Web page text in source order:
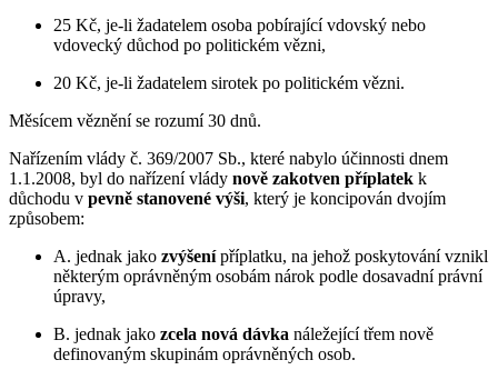
25 Kč, je-li žadatelem osoba pobírající vdovský nebo
vdovecký důchod po politickém vězni,
20 Kč, je-li žadatelem sirotek po politickém vězni.
Měsícem věznění se rozumí 30 dnů.
Nařízením vlády č. 369/2007 Sb., které nabylo účinnosti dnem
1.1.2008, byl do nařízení vlády nově zakotven příplatek k
důchodu v pevně stanovené výši, který je koncipován dvojím
způsobem:
A. jednak jako zvýšenípříplatku, na jehož poskytování vznikl
některým oprávněným osobám nárok podle dosavadní právní
úpravy,
B. jednak jako zcela nová dávka náležející třem nově
definovaným skupinám oprávněných osob.